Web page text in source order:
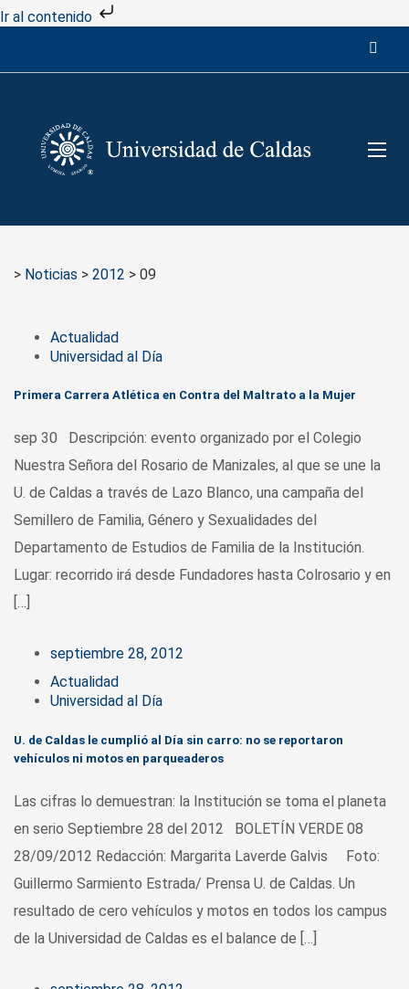
Ir al contenido
> Noticias > 2012 > 09
Actualidad
Universidad al Día
Primera Carrera Atlética en Contra del Maltrato a la Mujer
sep 30 Descripción: evento organizado por el Colegio
Nuestra Señora del Rosario de Manizales, al que se une la
U. de Caldas a través de Lazo Blanco, una campaña del
Semillero de Familia, Género y Sexualidades del
Departamento de Estudios de Familia de la Institución.
Lugar: recorrido irá desde Fundadores hasta Colrosario y en
[…]
septiembre 28, 2012
Actualidad
Universidad al Día
U. de Caldas le cumplió al Día sin carro: no se reportaron
vehículos ni motos en parqueaderos
Las cifras lo demuestran: la Institución se toma el planeta
en serio Septiembre 28 del 2012 BOLETÍN VERDE 08
28/09/2012 Redacción: Margarita Laverde Galvis Foto:
Guillermo Sarmiento Estrada/ Prensa U. de Caldas. Un
resultado de cero vehículos y motos en todos los campus
de la Universidad de Caldas es el balance de […]